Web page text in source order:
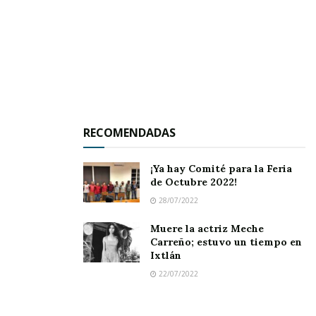
labores 24 horas para exigir al Gobierno que
preside Juan Orlando Hernández «mayor
atención al sistema de salud».
También protestarán por la falta de materiales
médicos y medicamentos en los hospitales y
centros de salud del país centroamericano,
RECOMENDADAS
¡Ya hay Comité para la Feria
de Octubre 2022!
28/07/2022
Muere la actriz Meche
Carreño; estuvo un tiempo en
Ixtlán
22/07/2022